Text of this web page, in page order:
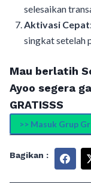
selesaikan
Aktivasi Cepat
singkat setelah
Mau berlatih
Ayoo segera
GRATISSS
>> Masuk Grup
Bagikan :